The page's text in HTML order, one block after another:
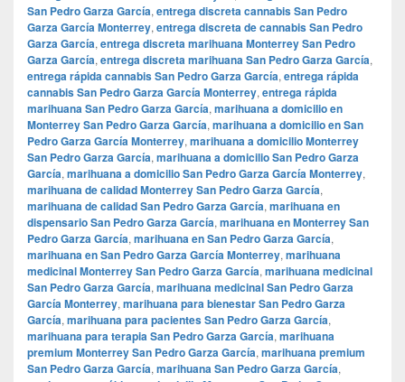
San Pedro Garza García, entrega discreta cannabis San Pedro
Garza García Monterrey, entrega discreta de cannabis San Pedro
Garza García, entrega discreta marihuana Monterrey San Pedro
Garza García, entrega discreta marihuana San Pedro Garza García,
entrega rápida cannabis San Pedro Garza García, entrega rápida
cannabis San Pedro Garza García Monterrey, entrega rápida
marihuana San Pedro Garza García, marihuana a domicilio en
Monterrey San Pedro Garza García, marihuana a domicilio en San
Pedro Garza García Monterrey, marihuana a domicilio Monterrey
San Pedro Garza García, marihuana a domicilio San Pedro Garza
García, marihuana a domicilio San Pedro Garza García Monterrey,
marihuana de calidad Monterrey San Pedro Garza García,
marihuana de calidad San Pedro Garza García, marihuana en
dispensario San Pedro Garza García, marihuana en Monterrey San
Pedro Garza García, marihuana en San Pedro Garza García,
marihuana en San Pedro Garza García Monterrey, marihuana
medicinal Monterrey San Pedro Garza García, marihuana medicinal
San Pedro Garza García, marihuana medicinal San Pedro Garza
García Monterrey, marihuana para bienestar San Pedro Garza
García, marihuana para pacientes San Pedro Garza García,
marihuana para terapia San Pedro Garza García, marihuana
premium Monterrey San Pedro Garza García, marihuana premium
San Pedro Garza García, marihuana San Pedro Garza García,